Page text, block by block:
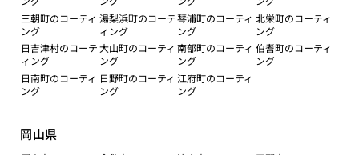
三朝町のコーティ
ング
湯梨浜町のコーテ
ィング
琴浦町のコーティ
ング
北栄町のコーティ
ング
日吉津村のコーテ
ィング
大山町のコーティ
ング
南部町のコーティ
ング
伯耆町のコーティ
ング
日南町のコーティ
ング
日野町のコーティ
ング
江府町のコーティ
ング
岡山県